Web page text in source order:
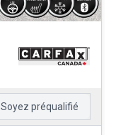
Soyez préqualifié